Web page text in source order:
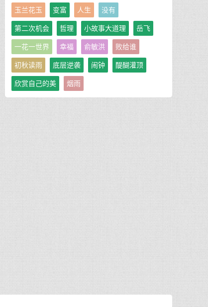
玉兰花玉 变富 人生 没有
第二次机会 哲理 小故事大道理 岳飞
一花一世界 幸福 俞敏洪 败给谁
初秋读雨 底层逆袭 闹钟 醍醐灌顶
欣赏自己的美 烟雨